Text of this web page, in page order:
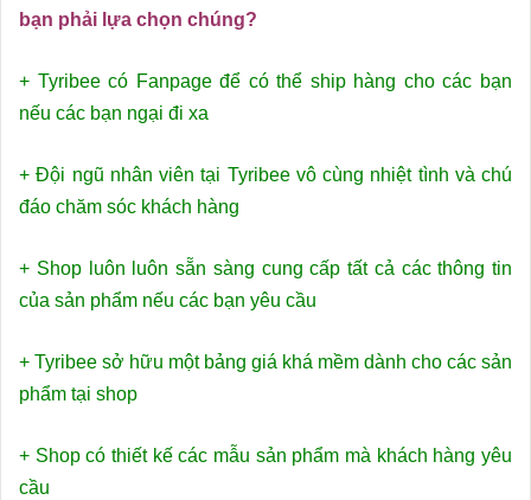
bạn phải lựa chọn chúng?
+ Tyribee có Fanpage để có thể ship hàng cho các bạn
nếu các bạn ngại đi xa
+ Đội ngũ nhân viên tại Tyribee vô cùng nhiệt tình và chú
đáo chăm sóc khách hàng
+ Shop luôn luôn sẵn sàng cung cấp tất cả các thông tin
của sản phẩm nếu các bạn yêu cầu
+ Tyribee sở hữu một bảng giá khá mềm dành cho các sản
phẩm tại shop
+ Shop có thiết kế các mẫu sản phẩm mà khách hàng yêu
cầu